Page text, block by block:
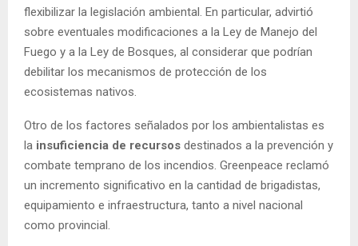
flexibilizar la legislación ambiental. En particular, advirtió
sobre eventuales modificaciones a la Ley de Manejo del
Fuego y a la Ley de Bosques, al considerar que podrían
debilitar los mecanismos de protección de los
ecosistemas nativos.
Otro de los factores señalados por los ambientalistas es
la insuficiencia de recursos destinados a la prevención y
combate temprano de los incendios. Greenpeace reclamó
un incremento significativo en la cantidad de brigadistas,
equipamiento e infraestructura, tanto a nivel nacional
como provincial.